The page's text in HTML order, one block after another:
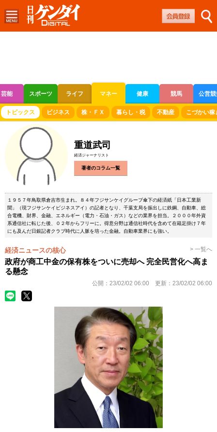
芸能 スポーツ ライフ マネー 健康 競馬 公営
ボートレース 競輪 オートレース
トピックス ビジネス 株・ＦＸ 暮らし・税 不動産 こづかい稼
重道武司
経済ジャーナリスト
著者のコラム一覧
１９５７年鳥取県倉吉市生まれ。８４年フジサンケイグループ傘下の経済紙「日本工業新
聞」（現フジサンケイビジネスアイ）の記者となり、千葉支局を振出しに鉄鋼、自動車、総
合電機、財界、金融、エネルギー（電力・石油・ガス）などの業界を担当。２０００年外資
系通信社に転じた後、０２年からフリーに。得意分野は通信社時代を含めて在籍足掛け７年
にも及んだ日銀記者クラブ時代に人脈を培った金融。自動車業界にも強い。
経済ニュースの核心 > 一覧へ
政府が商工中金の保有株をついに売却へ 完全民営化へ高ま
る懸念
公開： 23/02/02 06:00 更新： 23/02/02 06:00